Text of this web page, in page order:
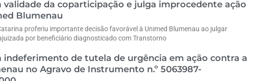
validade da coparticipação e julga improcedente ação
Blumenau
proferiu importante decisão favorável à Unimed Blumenau ao julgar
por beneficiário diagnosticado com Transtorno
indeferimento de tutela de urgência em ação contra a
no Agravo de Instrumento n.º 5063987-